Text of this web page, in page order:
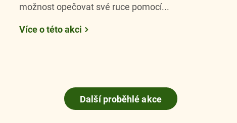
možnost opečovat své ruce pomocí...
Více o této akci
Další proběhlé akce